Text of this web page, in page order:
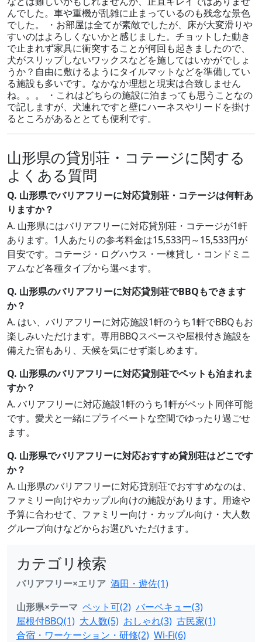
んでした。車や重機が乱雑に止まっているのも残念な景色
でした。 ・お部屋は全てが素敵でしたが、床が大変滑りや
すいのはよろしくないかと感じました。チョットした動き
で止まれず家具に衝突することが何回も起きましたので、
犬がスリップしないワックスなどを施してはいかがでしょ
うか？自由に敷けるようにタイルマットなどを準備してい
る施設も多いです。なかなか理想と現実は合致しません
ね。。。 ・これはどちらの施設に泊まっても思うことなの
で記しますが、犬連れですと壁にハーネスやリードを掛け
るところがあるととても便利です。
山形県の貸別荘・コテージに関する
よくある質問
Q. 山形県でバリアフリーに対応貸別荘・コテージは何軒あ
りますか？
A. 山形県にはバリアフリーに対応貸別荘・コテージが1軒
あります。1人あたりの参考料金は15,533円～15,533円が
目安です。コテージ・ログハウス・一棟貸し・コンドミニ
アムなど各種タイプから選べます。
Q. 山形県のバリアフリーに対応貸別荘でBBQもできます
か？
A. はい、バリアフリーに対応施設1軒のうち1軒でBBQもお
楽しみいただけます。専用BBQスペースや屋根付き施設を
備えた宿もあり、天候を気にせず楽しめます。
Q. 山形県のバリアフリーに対応貸別荘でペットも泊まれま
すか？
A. バリアフリーに対応施設1軒のうち1軒がペット同伴可能
です。愛犬と一緒にプライベートな空間でゆったり過ごせ
ます。
Q. 山形県でバリアフリーに対応おすすめ貸別荘はどこです
か？
A. 山形県のバリアフリーに対応貸別荘でおすすめなのは、
ファミリー向けやカップル向けの施設があります。用途や
予算に合わせて、ファミリー向け・カップル向け・大人数
グループ向けなどからお選びいただけます。
カテゴリ検索
バリアフリー×エリア 酒田・遊佐(1)
山形県×テーマ ペット可(2) バーベキュー(3)
屋根付BBQ(1) 大人数(5) おしゃれ(3) 古民家(1)
合宿・ワーケーション・研修(2) Wi-Fi(6)